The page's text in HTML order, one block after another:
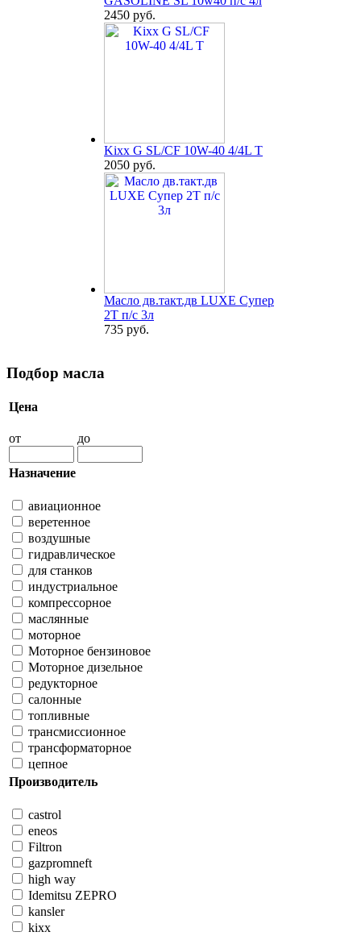
2450 руб.
Kixx G SL/CF 10W-40 4/4L T
2050 руб.
Масло дв.такт.дв LUXE Супер
2Т п/с 3л
735 руб.
Подбор масла
Цена
от до
Назначение
авиационное
веретенное
воздушные
гидравлическое
для станков
индустриальное
компрессорное
маслянные
моторное
Моторное бензиновое
Моторное дизельное
редукторное
салонные
топливные
трансмиссионное
трансформаторное
цепное
Производитель
castrol
eneos
Filtron
gazpromneft
high way
Idemitsu ZEPRO
kansler
kixx